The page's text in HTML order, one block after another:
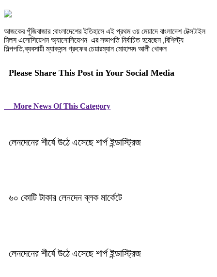
আজকের পুঁজিবাজার :বাংলাদেশের ইতিহাসে এই প্রথম ৩য় মেয়াদে বাংলাদেশ টেক্সটাইল
মিলস এসোসিয়েশন অ্যাসোসিয়েশন এর সভাপতি নির্বাচিত হয়েছেন ,বিশিস্ট্য
শিল্পপতি,ব্যবসায়ী ম্যাকসন্স গ্রুফের চেয়ারম্যান মোহাম্মদ আলী খোকন
Please Share This Post in Your Social Media
More News Of This Category
লেনদেনের শীর্ষে উঠে এসেছে শার্প ইন্ডাস্ট্রিজ
৬০ কোটি টাকার লেনদেন ব্লক মার্কেটে
লেনদেনের শীর্ষে উঠে এসেছে শার্প ইন্ডাস্ট্রিজ